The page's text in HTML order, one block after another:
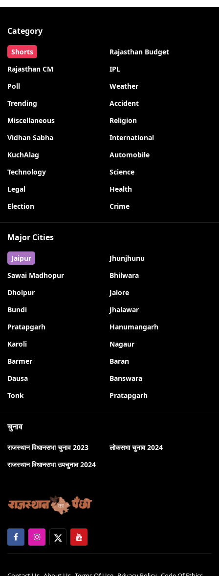
Category
Shorts
Rajasthan Budget
Rajasthan CM
IPL
Poll
Weather
Trending
Accident
Miscellaneous
Religion
Vidhan Sabha
International
KuchAlag
Automobile
Technology
Science
Legal
Health
Election
Crime
Major Cities
Jaipur
Jhunjhunu
Sawai Madhopur
Bhilwara
Dholpur
Jalore
Bundi
Jhalawar
Pratapgarh
Hanumangarh
Karoli
Nagaur
Barmer
Baran
Dausa
Banswara
Tonk
Pratapgarh
चुनाव
राजस्थान विधानसभा चुनाव 2023
लोकसभा चुनाव 2024
राजस्थान विधानसभा उपचुनाव 2024